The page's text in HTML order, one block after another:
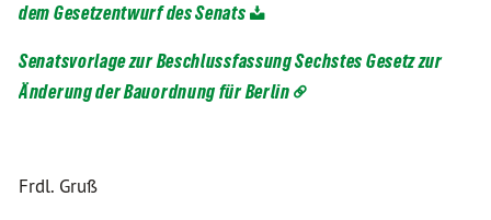
dem Gesetzentwurf des Senats
Senatsvorlage zur Beschlussfassung Sechstes Gesetz zur
Änderung der Bauordnung für Berlin
Frdl. Gruß